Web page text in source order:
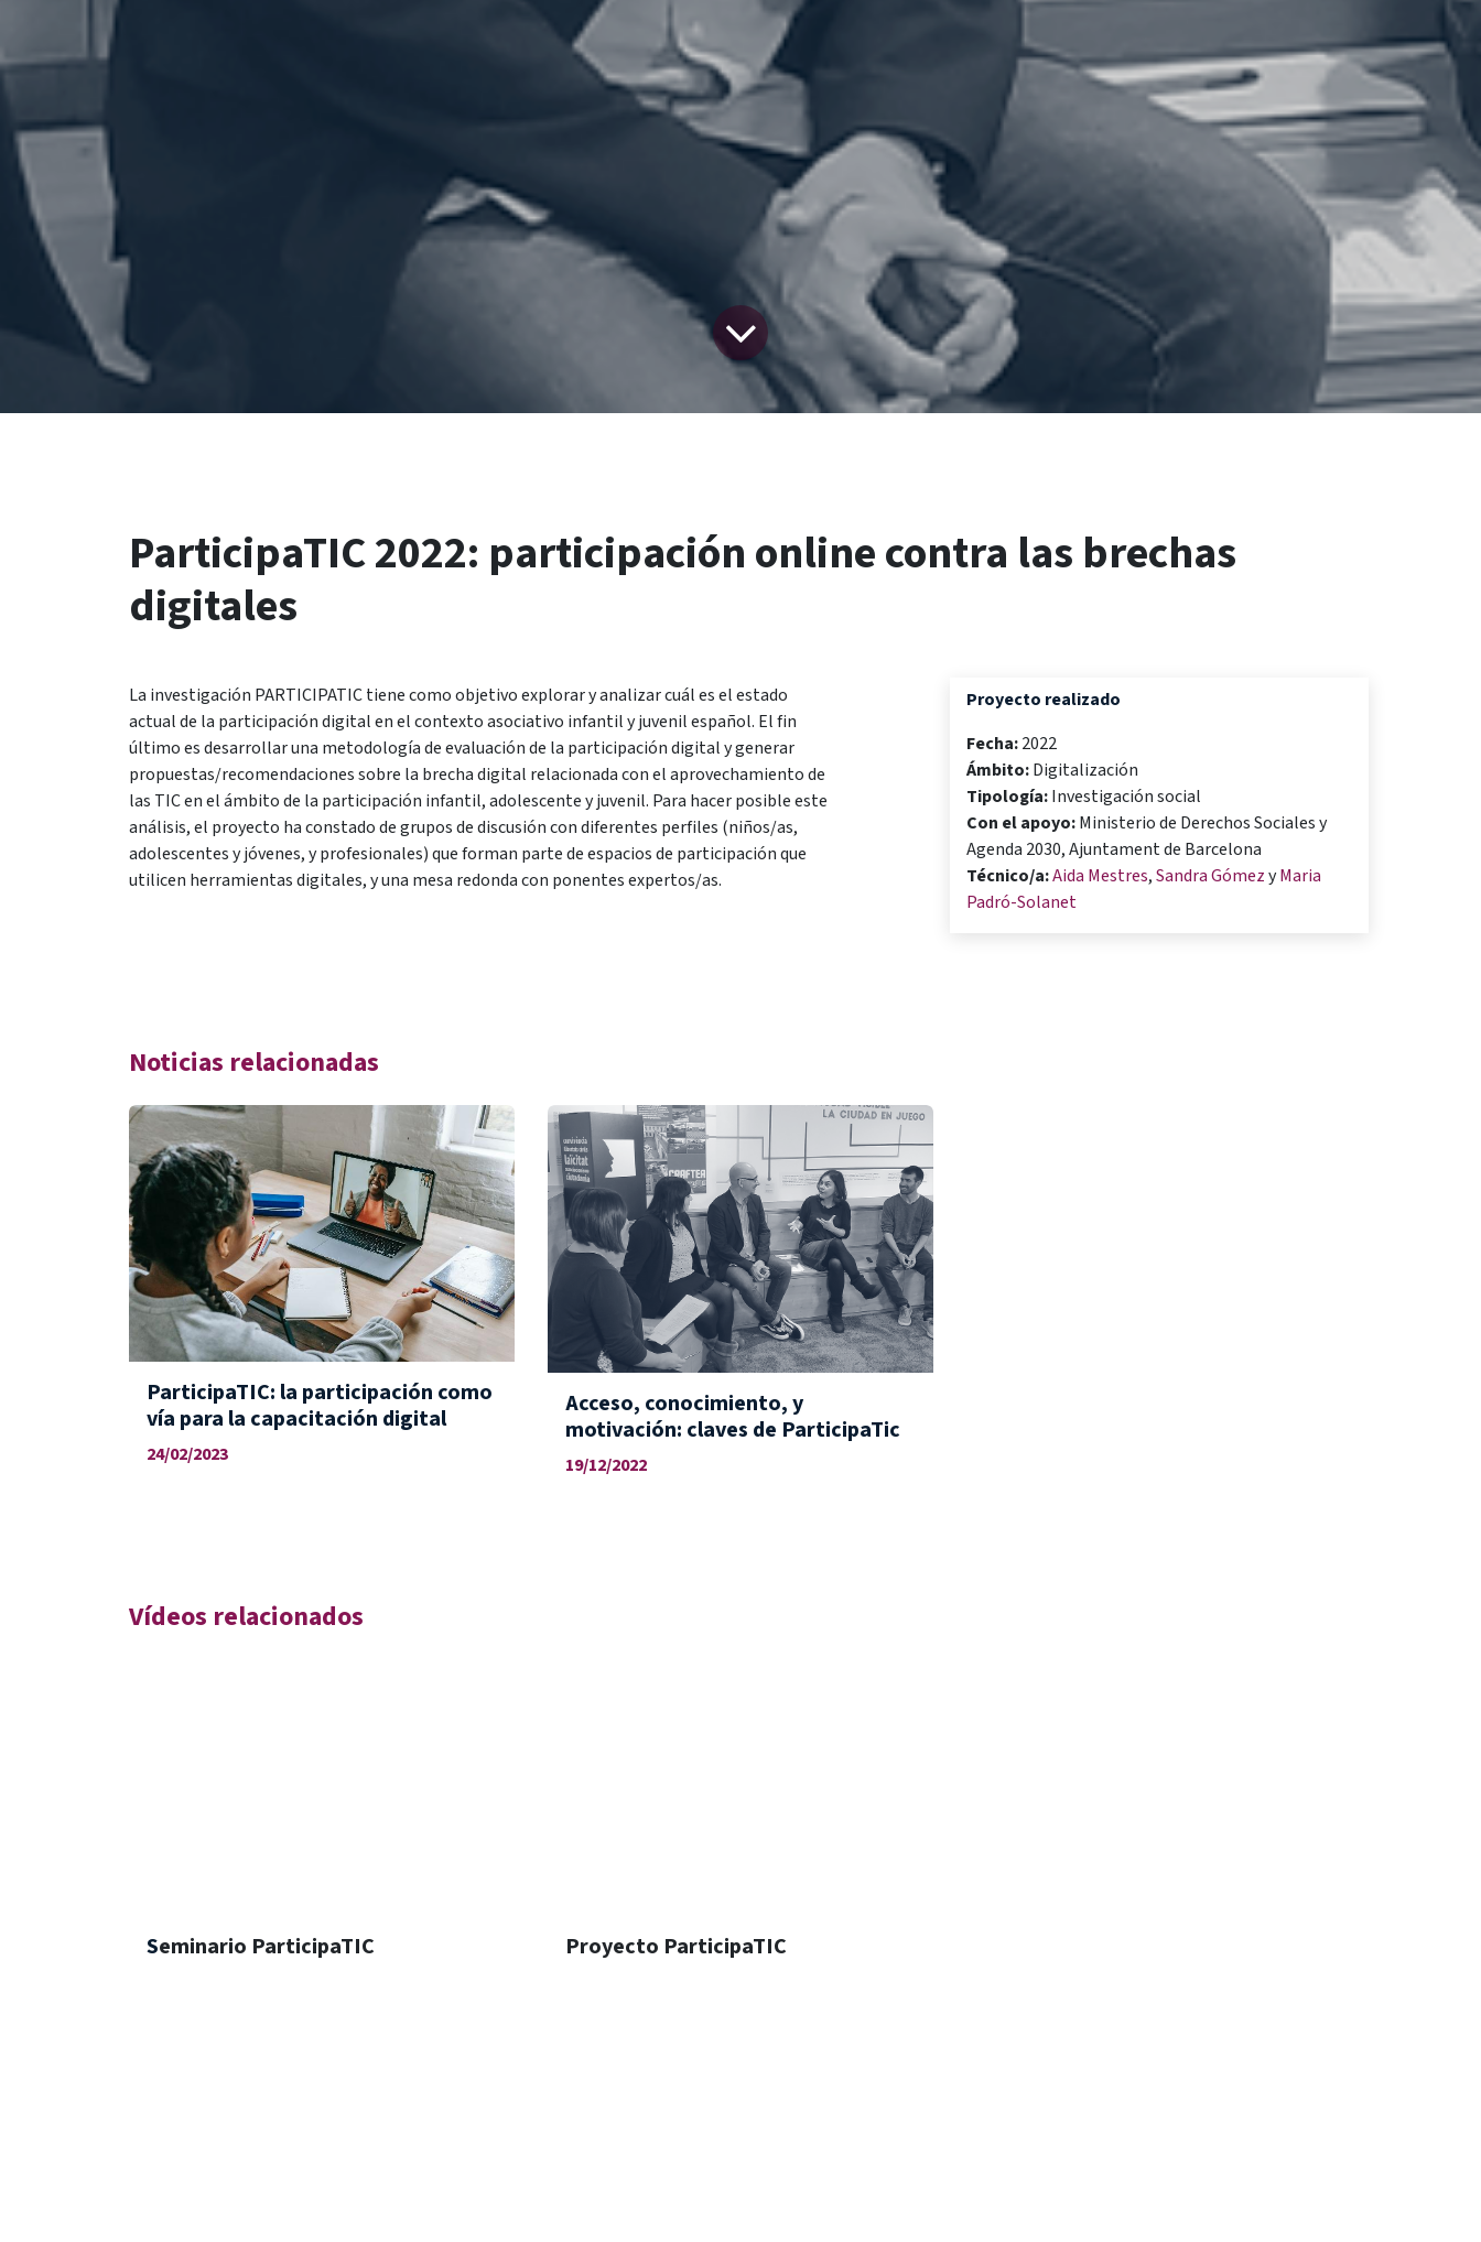
ParticipaTIC 2022: participación online contra las brechas
digitales
La investigación PARTICIPATIC tiene como objetivo explorar y analizar cuál es el estado
actual de la participación digital en el contexto asociativo infantil y juvenil español. El fin
último es desarrollar una metodología de evaluación de la participación digital y generar
propuestas/recomendaciones sobre la brecha digital relacionada con el aprovechamiento de
las TIC en el ámbito de la participación infantil, adolescente y juvenil. Para hacer posible este
análisis, el proyecto ha constado de grupos de discusión con diferentes perfiles (niños/as,
adolescentes y jóvenes, y profesionales) que forman parte de espacios de participación que
utilicen herramientas digitales, y una mesa redonda con ponentes expertos/as.
Proyecto realizado
Fecha:2022
Ámbito:Digitalización
Tipología:Investigación social
Con el apoyo:Ministerio de Derechos Sociales y
Agenda 2030, Ajuntament de Barcelona
Técnico/a:Aida Mestres,Sandra GómezyMaria
Padró-Solanet
Noticias relacionadas
ParticipaTIC: la participación como
vía para la capacitación digital
24/02/2023
Acceso, conocimiento, y
motivación: claves de ParticipaTic
19/12/2022
Vídeos relacionados
​Seminario ParticipaTIC Proyecto ParticipaTIC